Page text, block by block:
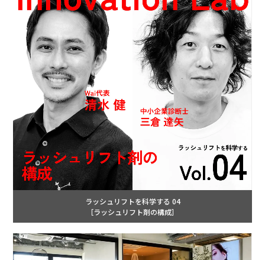
ラッシュリフトを科学する 04
［ラッシュリフト剤の構成］